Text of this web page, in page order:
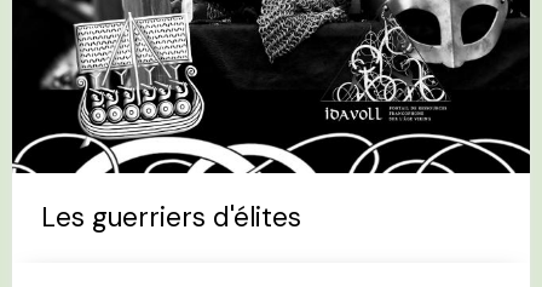
Les guerriers d'élites